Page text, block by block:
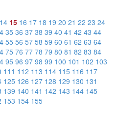
en championnat &agrave;...
14 15 16 17 18 19 20 21 22 23 24
35 36 37 38 39 40 41 42 43 44
55 56 57 58 59 60 61 62 63 64
75 76 77 78 79 80 81 82 83 84
95 96 97 98 99 100 101 102 103
111 112 113 114 115 116 117
125 126 127 128 129 130 131
139 140 141 142 143 144 145
153 154 155